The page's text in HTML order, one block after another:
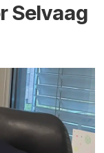
Selvaag